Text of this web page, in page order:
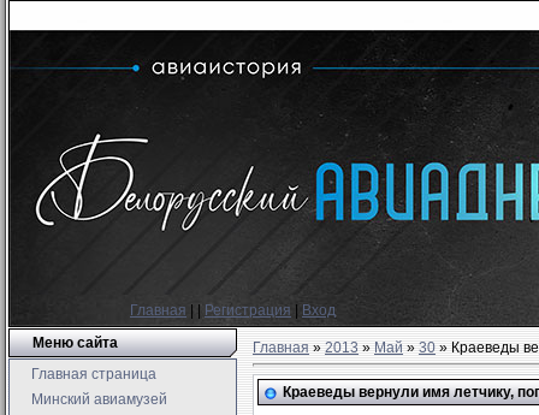
Главная Регистрация
Вход
Меню сайта
Главная страница
Минский авиамузей
Главная»2013 » Май » 30» Краеведы
Краеведы вернули имя летчику,